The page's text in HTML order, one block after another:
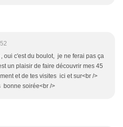
oui c'est du boulot, je ne ferai pas ça
un plaisir de faire découvrir mes 45
et de tes visites ici et sur<br />
bonne soirée<br />